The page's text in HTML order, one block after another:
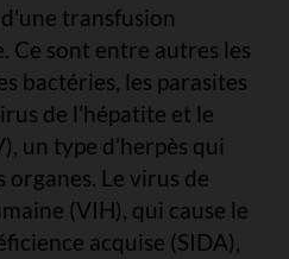
transfusion
Ce sont entre autres les
bactéries, les parasites
de l'hépatite et le
un type d’herpès qui
Le virus de
(VIH), qui cause le
acquise (SIDA),